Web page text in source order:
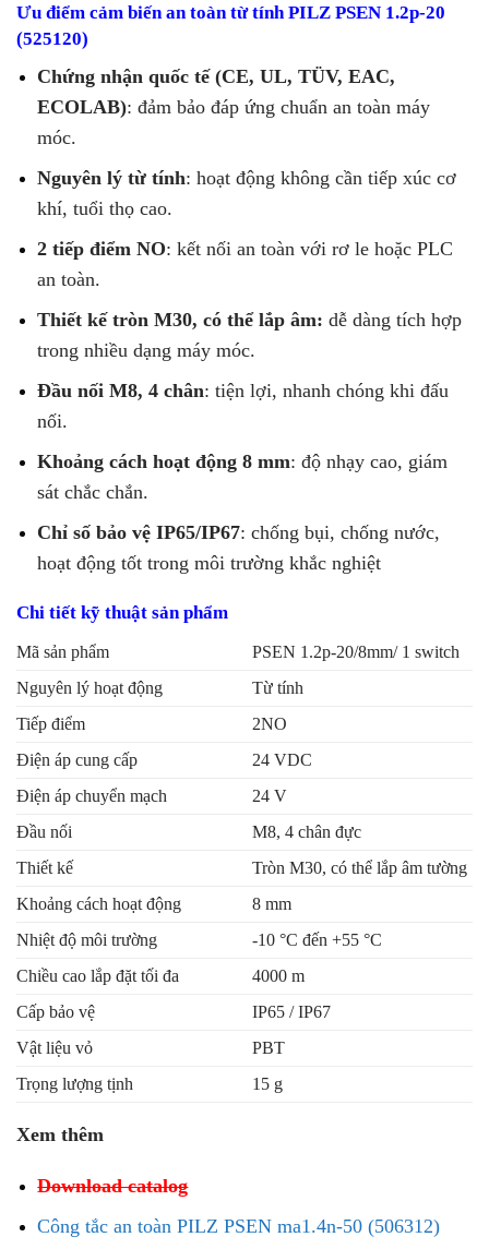
Ưu điểm cảm biến an toàn từ tính PILZ PSEN 1.2p-20
(525120)
Chứng nhận quốc tế (CE, UL, TÜV, EAC,
ECOLAB): đảm bảo đáp ứng chuẩn an toàn máy
móc.
Nguyên lý từ tính: hoạt động không cần tiếp xúc cơ
khí, tuổi thọ cao.
2 tiếp điểm NO: kết nối an toàn với rơ le hoặc PLC
an toàn.
Thiết kế tròn M30, có thể lắp âm:dễ dàng tích hợp
trong nhiều dạng máy móc.
Đầu nối M8, 4 chân: tiện lợi, nhanh chóng khi đấu
nối.
Khoảng cách hoạt động 8 mm: độ nhạy cao, giám
sát chắc chắn.
Chỉ số bảo vệ IP65/IP67: chống bụi, chống nước,
hoạt động tốt trong môi trường khắc nghiệt
Chi tiết kỹ thuật sản phẩm
Mã sản phẩm
PSEN 1.2p-20/8mm/ 1 switch
Nguyên lý hoạt động
Từ tính
Tiếp điểm
2NO
Điện áp cung cấp
24 VDC
Điện áp chuyển mạch
24 V
Đầu nối
M8, 4 chân đực
Thiết kế
Tròn M30, có thể lắp âm tường
Khoảng cách hoạt động
8 mm
Nhiệt độ môi trường
-10 °C đến +55 °C
Chiều cao lắp đặt tối đa
4000 m
Cấp bảo vệ
IP65 / IP67
Vật liệu vỏ
PBT
Trọng lượng tịnh
15 g
Xem thêm
Download catalog
Công tắc an toàn PILZ PSEN ma1.4n-50 (506312)